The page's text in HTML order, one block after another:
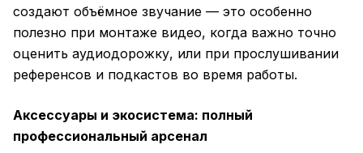
создают объёмное звучание — это особенно
полезно при монтаже видео, когда важно точно
оценить аудиодорожку, или при прослушивании
референсов и подкастов во время работы.
Аксессуары и экосистема: полный
профессиональный арсенал